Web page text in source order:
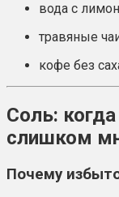
вода с
травяные
кофе без
Соль:
слишком
Почему